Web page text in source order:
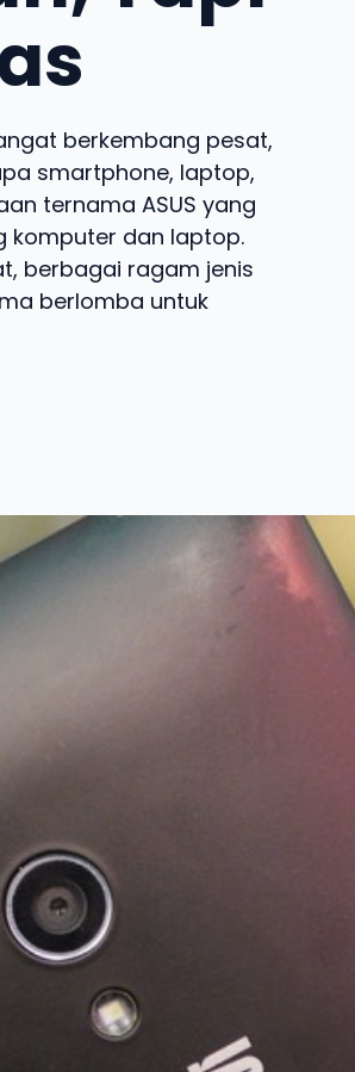
berkembang pesat,
smartphone, laptop,
ternama ASUS yang
komputer dan laptop.
berbagai ragam jenis
berlomba untuk